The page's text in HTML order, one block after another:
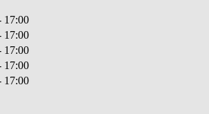
17:00
17:00
17:00
17:00
17:00